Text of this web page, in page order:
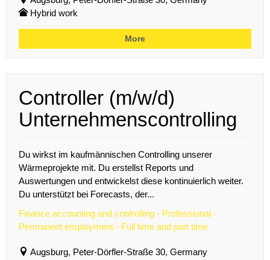
Hybrid work
More
Controller (m/w/d)
Unternehmenscontrolling
Du wirkst im kaufmännischen Controlling unserer
Wärmeprojekte mit. Du erstellst Reports und
Auswertungen und entwickelst diese kontinuierlich weiter.
Du unterstützt bei Forecasts, der...
Finance accounting and controlling - Professional -
Permanent employment - Full time and part time
Augsburg, Peter-Dörfler-Straße 30, Germany